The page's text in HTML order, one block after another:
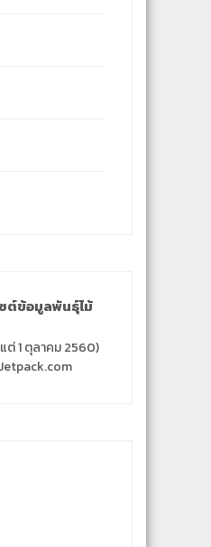
ซต์ข้อมูลพันธุ์ไม้
ต่ 1 ตุลาคม 2560)